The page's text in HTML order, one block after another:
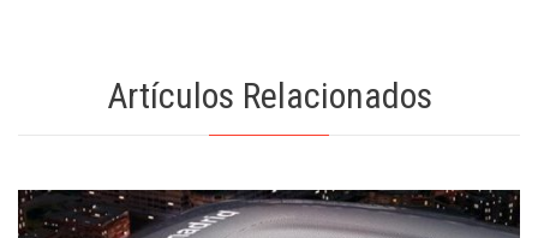
Artículos Relacionados